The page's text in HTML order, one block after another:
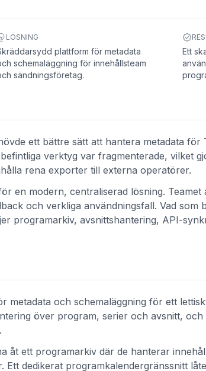
LÖSNING
plattform för metadata
schemaläggning för innehållsteam
sändningsföretag.
Ett
ett bättre sätt att hantera metadata
verktyg var fragmenterade, vilket
rena exporter till externa operatörer.
en modern, centraliserad lösning.
och verkliga användningsfall. Vad som
programarkiv, avsnittshantering, API-
metadata och schemaläggning för ett
över program, serier och avsnitt,
åt ett programarkiv där de hanterar
dedikerat programkalendergränssnitt